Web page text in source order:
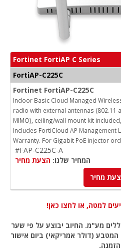
Fortinet FortiAP C Series
FortiAP-C225C
Fortinet FortiAP-C225C
Indoor Basic Cloud Managed
radio with external antennas (802.11
MIMO), ceiling/wall mount kit
Includes FortiCloud AP Management
Warranty. For Gigabit PoE injector
#FAP-C225C-A
המחיר שלנו: הצעת מחיר
מחיר
למטה, או לחצו כאן!
מע"מ. החיוב יבוצע על פי שער
(דולר אמריקאי) ביום אישור